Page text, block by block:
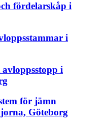
fördelarskåp i
i
i
för jämn
Göteborg